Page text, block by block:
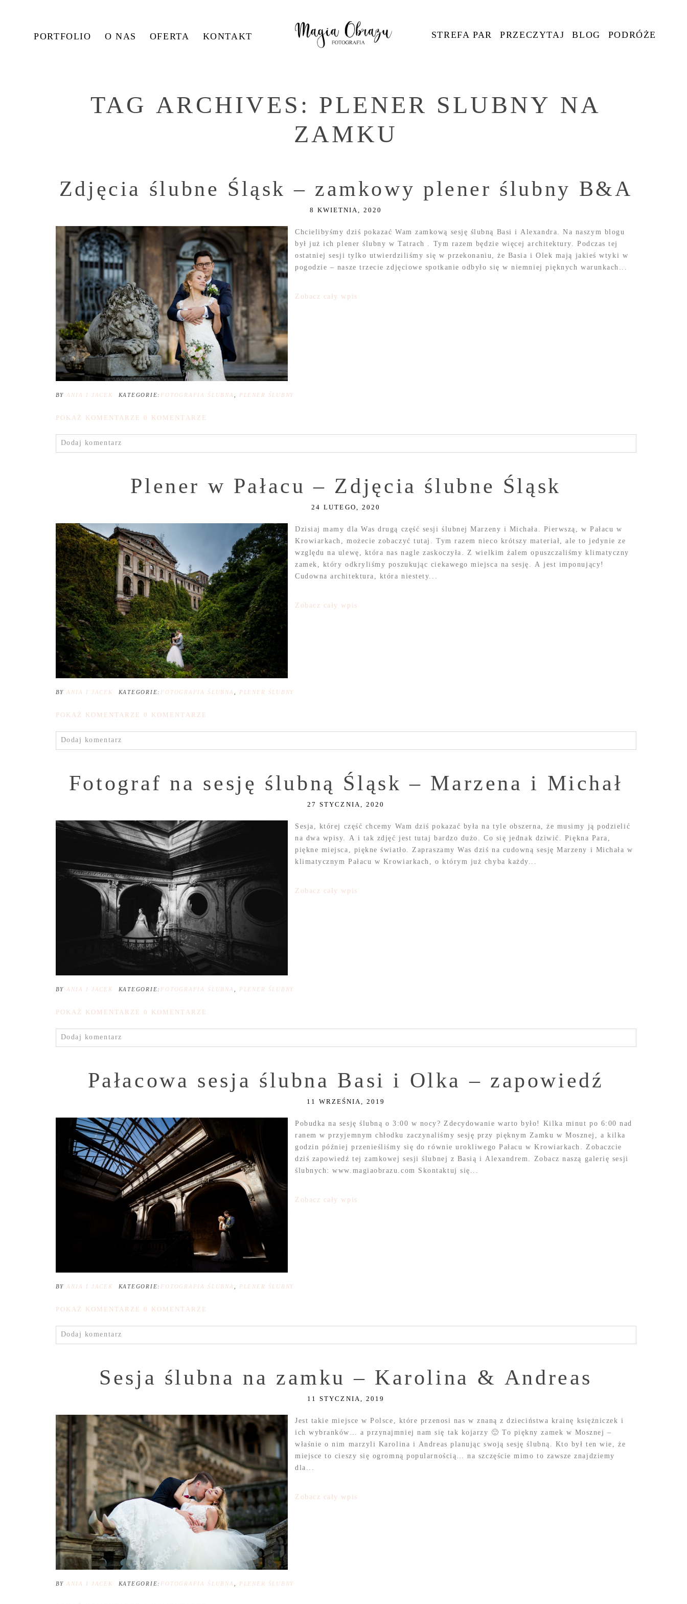
PORTFOLIO O NAS OFERTA KONTAKT STREFA PAR PRZECZYTAJ BLOG PODRÓŻE
TAG ARCHIVES: PLENER SLUBNY NA
ZAMKU
Zdjęcia ślubne Śląsk – zamkowy plener ślubny B&A
8 KWIETNIA, 2020
Chcielibyśmy dziś pokazać Wam zamkową sesję ślubną Basi i Alexandra. Na naszym blogu
był już ich plener ślubny w Tatrach . Tym razem będzie więcej architektury. Podczas tej
ostatniej sesji tylko utwierdziliśmy się w przekonaniu, że Basia i Olek mają jakieś wtyki w
pogodzie – nasze trzecie zdjęciowe spotkanie odbyło się w niemniej pięknych warunkach...
Zobacz cały wpis
BY ANIA I JACEK KATEGORIE: FOTOGRAFIA ŚLUBNA PLENER ŚLUBNY
POKAŻ KOMENTARZE 0 KOMENTARZE
Dodaj komentarz
Plener w Pałacu – Zdjęcia ślubne Śląsk
24 LUTEGO, 2020
Dzisiaj mamy dla Was drugą część sesji ślubnej Marzeny i Michała. Pierwszą, w Pałacu w
Krowiarkach, możecie zobaczyć tutaj. Tym razem nieco krótszy materiał, ale to jedynie ze
względu na ulewę, która nas nagle zaskoczyła. Z wielkim żalem opuszczaliśmy klimatyczny
zamek, który odkryliśmy poszukując ciekawego miejsca na sesję. A jest imponujący!
Cudowna architektura, która niestety...
Zobacz cały wpis
BY ANIA I JACEK KATEGORIE: FOTOGRAFIA ŚLUBNA PLENER ŚLUBNY
POKAŻ KOMENTARZE 0 KOMENTARZE
Dodaj komentarz
Fotograf na sesję ślubną Śląsk – Marzena i Michał
27 STYCZNIA, 2020
Sesja, której część chcemy Wam dziś pokazać była na tyle obszerna, że musimy ją podzielić
na dwa wpisy. A i tak zdjęć jest tutaj bardzo dużo. Co się jednak dziwić. Piękna Para,
piękne miejsca, piękne światło. Zapraszamy Was dziś na cudowną sesję Marzeny i Michała w
klimatycznym Pałacu w Krowiarkach, o którym już chyba każdy...
Zobacz cały wpis
BY ANIA I JACEK KATEGORIE: FOTOGRAFIA ŚLUBNA PLENER ŚLUBNY
POKAŻ KOMENTARZE 0 KOMENTARZE
Dodaj komentarz
Pałacowa sesja ślubna Basi i Olka – zapowiedź
11 WRZEŚNIA, 2019
Pobudka na sesję ślubną o 3:00 w nocy? Zdecydowanie warto było! Kilka minut po 6:00 nad
ranem w przyjemnym chłodku zaczynaliśmy sesję przy pięknym Zamku w Mosznej, a kilka
godzin później przenieśliśmy się do równie urokliwego Pałacu w Krowiarkach. Zobaczcie
dziś zapowiedź tej zamkowej sesji ślubnej z Basią i Alexandrem. Zobacz naszą galerię sesji
ślubnych: www.magiaobrazu.com Skontaktuj się...
Zobacz cały wpis
BY ANIA I JACEK KATEGORIE: FOTOGRAFIA ŚLUBNA PLENER ŚLUBNY
POKAŻ KOMENTARZE 0 KOMENTARZE
Dodaj komentarz
Sesja ślubna na zamku – Karolina & Andreas
11 STYCZNIA, 2019
Jest takie miejsce w Polsce, które przenosi nas w znaną z dzieciństwa krainę księżniczek i
ich wybranków… a przynajmniej nam się tak kojarzy 🙂 To piękny zamek w Mosznej –
właśnie o nim marzyli Karolina i Andreas planując swoją sesję ślubną. Kto był ten wie, że
miejsce to cieszy się ogromną popularnością… na szczęście mimo to zawsze znajdziemy
dla...
Zobacz cały wpis
BY ANIA I JACEK KATEGORIE: FOTOGRAFIA ŚLUBNA PLENER ŚLUBNY